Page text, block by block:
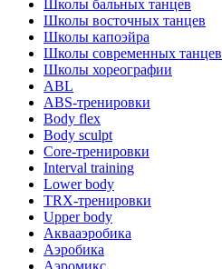
Школы бальных танцев
Школы восточных танцев
Школы капоэйра
Школы современных танцев
Школы хореографии
ABL
ABS-тренировки
Body flex
Body sculpt
Core-тренировки
Interval training
Lower body
TRX-тренировки
Upper body
Аквааэробика
Аэробика
Аэромикс